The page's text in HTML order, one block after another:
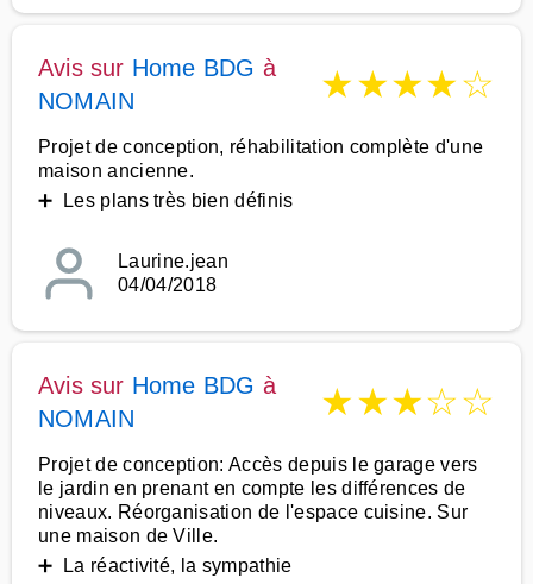
Avis sur Home BDG à
NOMAIN
★★★★☆
Projet de conception, réhabilitation complète d'une
maison ancienne.
➕ Les plans très bien définis
Laurine.jean
04/04/2018
Avis sur Home BDG à
NOMAIN
★★★☆☆
Projet de conception: Accès depuis le garage vers
le jardin en prenant en compte les différences de
niveaux. Réorganisation de l'espace cuisine. Sur
une maison de Ville.
➕ La réactivité, la sympathie